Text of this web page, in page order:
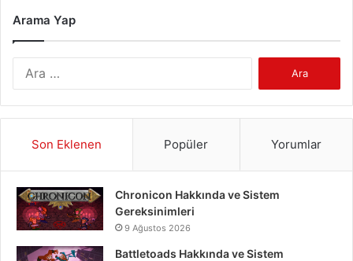
Arama Yap
Son Eklenen Popüler Yorumlar
Chronicon Hakkında ve Sistem
Gereksinimleri
9 Ağustos 2026
Battletoads Hakkında ve Sistem